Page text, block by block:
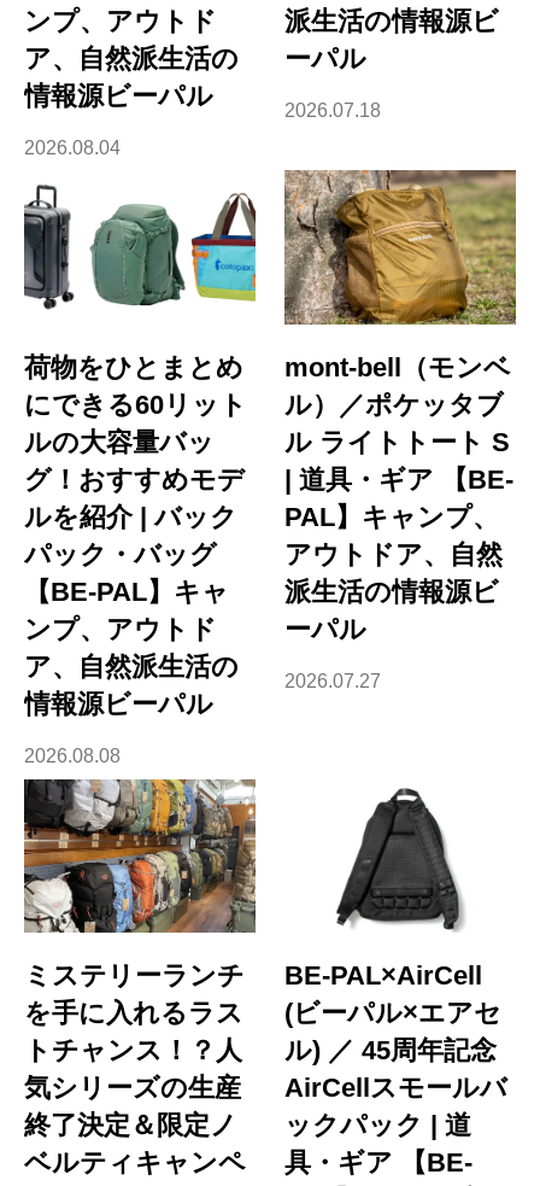
ンプ、アウトド
ア、自然派生活の
情報源ビーパル
2026.08.04
派生活の情報源ビ
ーパル
2026.07.18
荷物をひとまとめ
にできる60リット
ルの大容量バッ
グ！おすすめモデ
ルを紹介 | バック
パック・バッグ
【BE-PAL】キャ
ンプ、アウトド
ア、自然派生活の
情報源ビーパル
2026.08.08
mont-bell（モンベ
ル）／ポケッタブ
ル ライトトート S
| 道具・ギア 【BE-
PAL】キャンプ、
アウトドア、自然
派生活の情報源ビ
ーパル
2026.07.27
ミステリーランチ
を手に入れるラス
トチャンス！？人
気シリーズの生産
終了決定＆限定ノ
ベルティキャンペ
BE-PAL×AirCell
(ビーパル×エアセ
ル) ／ 45周年記念
AirCellスモールバ
ックパック | 道
具・ギア 【BE-